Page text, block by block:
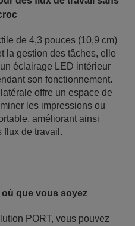
de 4,3 pouces (10,9 cm)
la gestion des tâches, elle
éclairage LED intérieur
son fonctionnement.
offre un espace de
les impressions ou
améliorant ainsi
flux de travail.
que vous soyez
PORT, vous pouvez